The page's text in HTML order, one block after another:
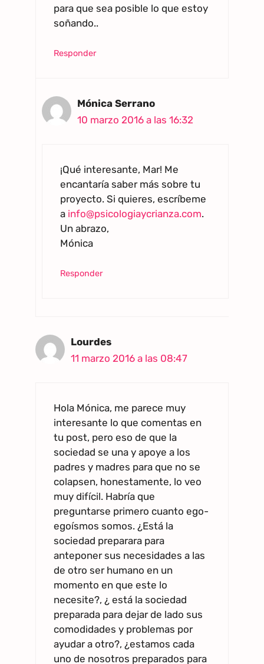
para que sea posible lo que estoy
soñando..
Responder
Mónica Serrano
10 marzo 2016 a las 16:32
¡Qué interesante, Mar! Me
encantaría saber más sobre tu
proyecto. Si quieres, escríbeme
a info@psicologiaycrianza.com.
Un abrazo,
Mónica
Responder
Lourdes
11 marzo 2016 a las 08:47
Hola Mónica, me parece muy
interesante lo que comentas en
tu post, pero eso de que la
sociedad se una y apoye a los
padres y madres para que no se
colapsen, honestamente, lo veo
muy difícil. Habría que
preguntarse primero cuanto ego-
egoísmos somos. ¿Está la
sociedad preparara para
anteponer sus necesidades a las
de otro ser humano en un
momento en que este lo
necesite?, ¿ está la sociedad
preparada para dejar de lado sus
comodidades y problemas por
ayudar a otro?, ¿estamos cada
uno de nosotros preparados para